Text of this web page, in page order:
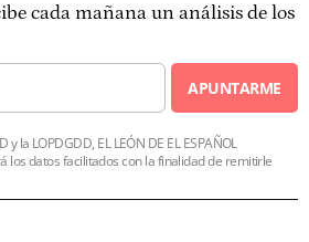
cada mañana un análisis de los
APUNTARME
la LOPDGDD, EL LEÓN DE EL ESPAÑOL
los datos facilitados con la finalidad de remitirle